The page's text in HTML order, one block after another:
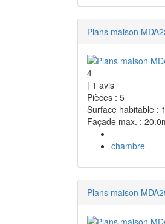
Plans maison
4
| 1 avis
Pièces : 5
Surface habitable :
Façade max. :
chambre
Plans maison